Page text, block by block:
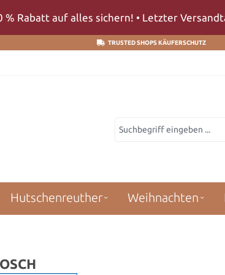
% Rabatt auf alles sichern! • Letzter
TRUSTED SHOPS KÄUFERSCHUTZ
Hutschenreuther Weihnachten